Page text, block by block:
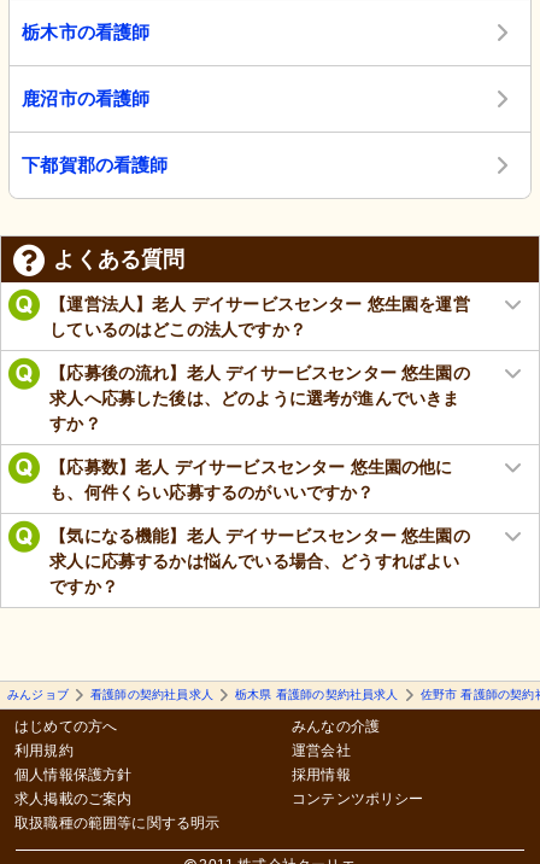
栃木市の看護師
鹿沼市の看護師
下都賀郡の看護師
よくある質問
【運営法人】老人 デイサービスセンター 悠生園を運営
しているのはどこの法人ですか？
【応募後の流れ】老人 デイサービスセンター 悠生園の
求人へ応募した後は、どのように選考が進んでいきま
すか？
【応募数】老人 デイサービスセンター 悠生園の他に
も、何件くらい応募するのがいいですか？
【気になる機能】老人 デイサービスセンター 悠生園の
求人に応募するかは悩んでいる場合、どうすればよい
ですか？
みんジョブ 看護師の契約社員求人 栃木県 看護師の契約社員求人 佐野市 看護師の契約
はじめての方へ
利用規約
個人情報保護方針
求人掲載のご案内
取扱職種の範囲等に関する明示
みんなの介護
運営会社
採用情報
コンテンツポリシー